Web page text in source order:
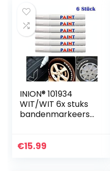
INION® 101934
WIT/WIT 6x stuks
bandenmarkeersti
fietsbandenmarke
€15.99